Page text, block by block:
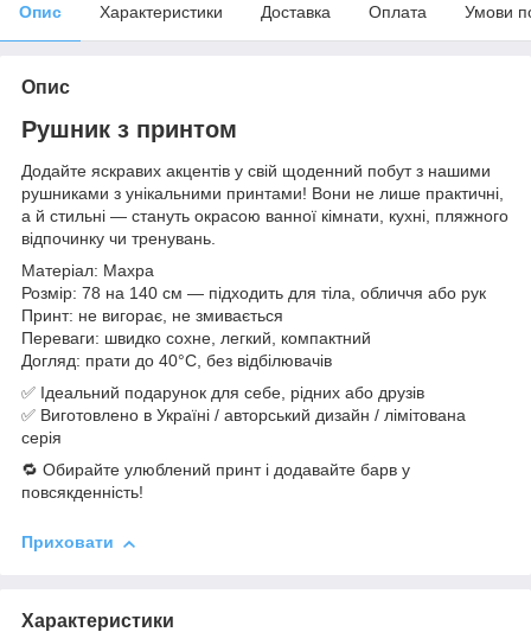
Опис Характеристики Доставка Оплата Умови
Опис
Рушник з принтом
Додайте яскравих акцентів у свій щоденний побут з нашими
рушниками з унікальними принтами! Вони не лише практичні,
а й стильні — стануть окрасою ванної кімнати, кухні, пляжного
відпочинку чи тренувань.
Матеріал: Махра
Розмір: 78 на 140 см — підходить для тіла, обличчя або рук
Принт: не вигорає, не змивається
Переваги: швидко сохне, легкий, компактний
Догляд: прати до 40°C, без відбілювачів
✅ Ідеальний подарунок для себе, рідних або друзів
✅ Виготовлено в Україні / авторський дизайн / лімітована
серія
🔁 Обирайте улюблений принт і додавайте барв у
повсякденність!
Приховати
Характеристики